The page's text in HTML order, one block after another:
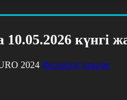
күнгі
2024 Фильтрді тазалау